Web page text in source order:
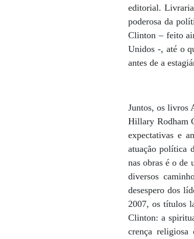
editorial.
poderosa da
Clinton – feito
Unidos -, até o
antes de a
Juntos, os livros
Hillary Rodham
expectativas e
atuação política
nas obras é o de
diversos
desespero dos
2007, os títulos
Clinton: a
crença